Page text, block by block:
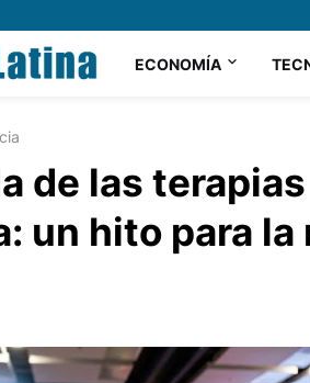
ECONOMÍA
de las
un hito para